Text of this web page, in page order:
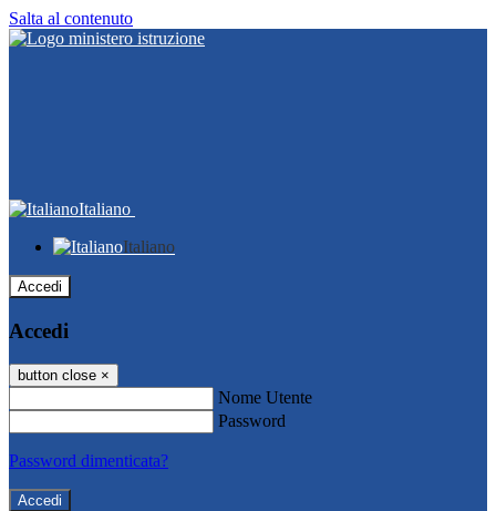
Salta al contenuto
Italiano
Italiano
Accedi
Accedi
button close ×
Nome Utente
Password
Password dimenticata?